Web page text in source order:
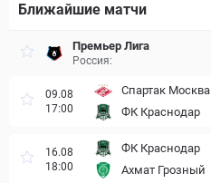
Ближайшие матчи
Россия:
Премьер Лига
09.08
17:00
Спартак Москва
ФК Краснодар
16.08
18:00
ФК Краснодар
Ахмат Грозный